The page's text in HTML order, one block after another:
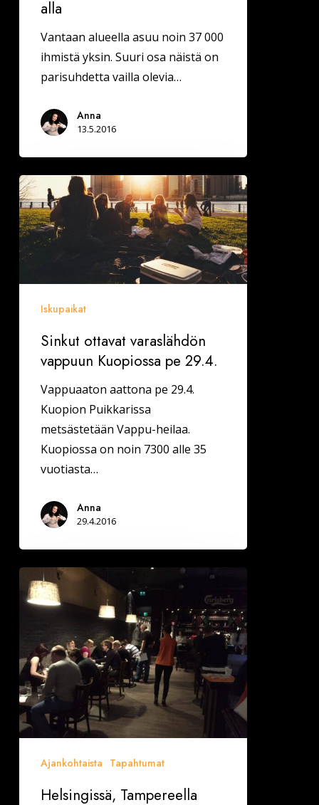
alla
Vantaan alueella asuu noin 37 000
ihmistä yksin. Suuri osa näistä on
parisuhdetta vailla olevia…
Anna
13.5.2016
Sinkut
ottavat
varaslähdön
vappuun
Kuopiossa
pe
29.4.Iskupaikat
Sinkut ottavat varaslähdön
vappuun Kuopiossa pe 29.4.
Vappuaaton aattona pe 29.4.
Kuopion Puikkarissa
metsästetään Vappu-heilaa.
Kuopiossa on noin 7300 alle 35
vuotiasta…
Anna
29.4.2016
Helsingissä,
Tampereella
Turussa
(20.5.)
Deittisirkus
originaali
Speed
datingAjankohtaista Tapahtumat
Helsingissä, Tampereella